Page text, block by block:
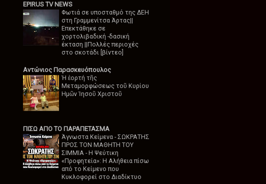
EPIRUS TV NEWS
Φωτιά σε υποσταθμό της ΔΕΗ
στη Γραμμενίτσα Άρτας||
Επεκτάθηκε σε
χορτολιβαδική -δασική
έκταση ||Πολλές περιοχές
στο σκοτάδι [βίντεο]
Αντώνιος Παρασκευόπουλος
Ἡ ἐορτή τῆς
Μεταμορφώσεως τοῦ Κυρίου
Ημῶν Ἰησοῦ Χριστοῦ
ΠΙΣΩ ΑΠΟ ΤΟ ΠΑΡΑΠΕΤΑΣΜΑ
Άγνωστα Κείμενα - ΣΩΚΡΑΤΗΣ
ΠΡΟΣ TON ΜΑΘΗΤΗ ΤΟΥ
ΣΙΜΜΙΑ - Η Ψεύτικη
«Προφητεία»: Η Αλήθεια πίσω
από το Κείμενο που
Κυκλοφορεί στο Διαδίκτυο